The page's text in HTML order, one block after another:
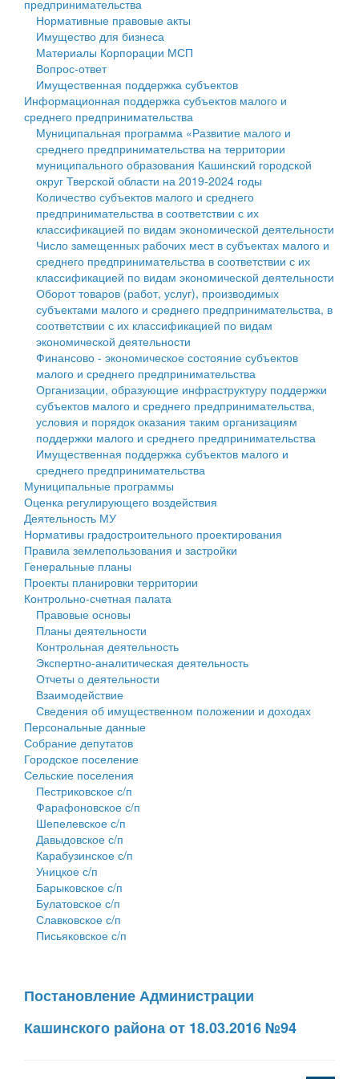
Государственные услуги
Промышленность и АПК
Экономика и бизнес
...
Символика
Устав
Гостям округа
Туризм
Культура
Образование
Здравоохранение
Социальная защита
Фотоальбом
муниципального округа Тверской области
Администрация Кашинского муниципального округа
Тверской области
Управление сельскими территориями
Открытые данные
Работа с обращениями граждан
Муниципальный контроль
Муниципальные услуги
Проекты административных регламентов
Антимонопольный комплаенс
Противодействие коррупции
Финансовое управление
Бюджет для граждан
Имущество
Выявление правообладателей ранее учтенных
объектов недвижимости
Имущественная поддержка субъектов малого и
среднего предпринимательства
Информационная поддержка субъектов малого и
среднего предпринимательства
Муниципальные программы
Контрольно-счетная палата
Персональные данные
Оценка регулирующего воздействия
Деятельность МУ
Нормативы градостроительного проектирования
Правила землепользования и застройки
Генеральные планы
Проекты планировки территории
Собрание депутатов
Городское поселение
Сельские поселения
предпринимательства
Нормативные правовые акты
Имущество для бизнеса
Материалы Корпорации МСП
Вопрос-ответ
Имущественная поддержка субъектов
Информационная поддержка субъектов малого и
среднего предпринимательства
Муниципальная программа «Развитие малого и
среднего предпринимательства на территории
муниципального образования Кашинский городской
округ Тверской области на 2019-2024 годы
Количество субъектов малого и среднего
предпринимательства в соответствии с их
классификацией по видам экономической деятельности
Число замещенных рабочих мест в субъектах малого и
среднего предпринимательства в соответствии с их
классификацией по видам экономической деятельности
Оборот товаров (работ, услуг), производимых
субъектами малого и среднего предпринимательства, в
соответствии с их классификацией по видам
экономической деятельности
Финансово - экономическое состояние субъектов
малого и среднего предпринимательства
Организации, образующие инфраструктуру поддержки
субъектов малого и среднего предпринимательства,
условия и порядок оказания таким организациям
поддержки малого и среднего предпринимательства
Имущественная поддержка субъектов малого и
среднего предпринимательства
Муниципальные программы
Оценка регулирующего воздействия
Деятельность МУ
Нормативы градостроительного проектирования
Правила землепользования и застройки
Генеральные планы
Проекты планировки территории
Контрольно-счетная палата
Правовые основы
Планы деятельности
Контрольная деятельность
Экспертно-аналитическая деятельность
Отчеты о деятельности
Взаимодействие
Сведения об имущественном положении и доходах
Персональные данные
Собрание депутатов
Городское поселение
Сельские поселения
Пестриковское с/п
Фарафоновское с/п
Шепелевское с/п
Давыдовское с/п
Карабузинское с/п
Уницкое с/п
Барыковское с/п
Булатовское с/п
Славковское с/п
Письяковское с/п
Постановление Администрации
Кашинского района от 18.03.2016 №94